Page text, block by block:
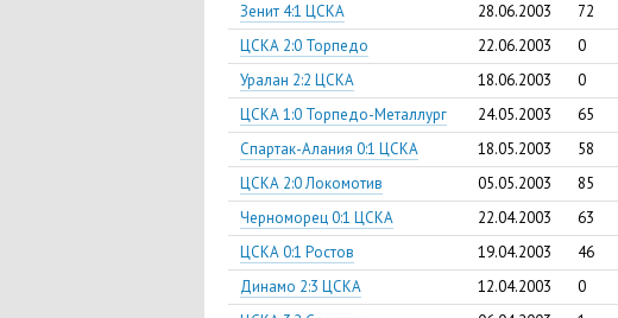
Зенит 4:1 ЦСКА
28.06.2003 72
ЦСКА 2:0 Торпедо
22.06.2003 0
Уралан 2:2 ЦСКА
18.06.2003 0
ЦСКА 1:0 Торпедо-Металлург
24.05.2003 65
Спартак-Алания 0:1 ЦСКА
18.05.2003 58
ЦСКА 2:0 Локомотив
05.05.2003 85
Черноморец 0:1 ЦСКА
22.04.2003 63
ЦСКА 0:1 Ростов
19.04.2003 46
Динамо 2:3 ЦСКА
12.04.2003 0